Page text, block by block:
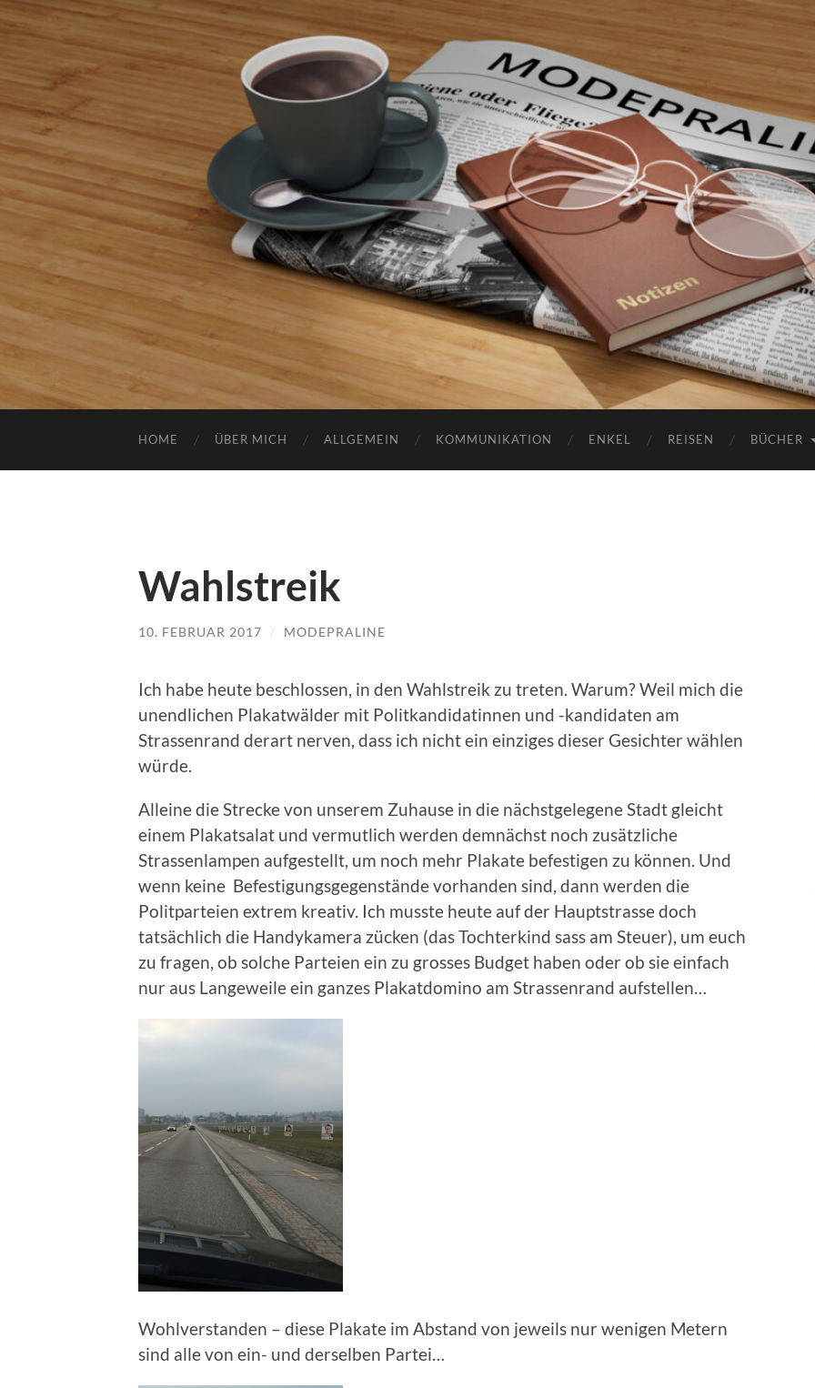
HOME ÜBER MICH ALLGEMEIN KOMMUNIKATION ENKEL REISEN BÜCHER
Wahlstreik
10. FEBRUAR 2017 / MODEPRALINE
Ich habe heute beschlossen, in den Wahlstreik zu treten. Warum? Weil mich die
unendlichen Plakatwälder mit Politkandidatinnen und -kandidaten am
Strassenrand derart nerven, dass ich nicht ein einziges dieser Gesichter wählen
würde.
Alleine die Strecke von unserem Zuhause in die nächstgelegene Stadt gleicht
einem Plakatsalat und vermutlich werden demnächst noch zusätzliche
Strassenlampen aufgestellt, um noch mehr Plakate befestigen zu können. Und
wenn keine Befestigungsgegenstände vorhanden sind, dann werden die
Politparteien extrem kreativ. Ich musste heute auf der Hauptstrasse doch
tatsächlich die Handykamera zücken (das Tochterkind sass am Steuer), um euch
zu fragen, ob solche Parteien ein zu grosses Budget haben oder ob sie einfach
nur aus Langeweile ein ganzes Plakatdomino am Strassenrand aufstellen…
Wohlverstanden – diese Plakate im Abstand von jeweils nur wenigen Metern
sind alle von ein- und derselben Partei…